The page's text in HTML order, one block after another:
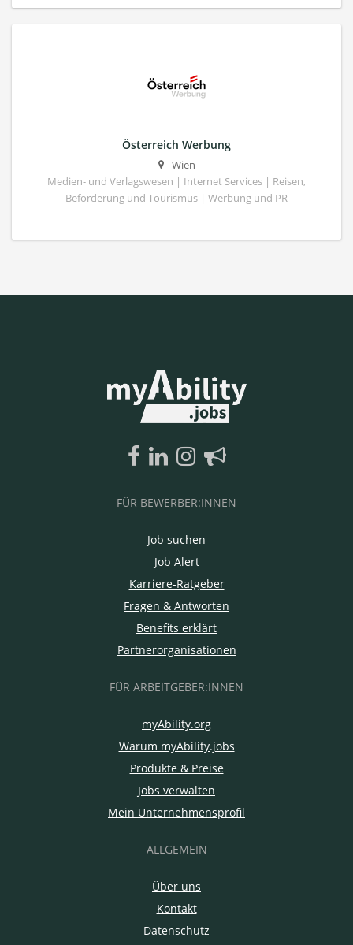
Österreich Werbung
Wien
Medien- und Verlagswesen | Internet Services | Reisen,
Beförderung und Tourismus | Werbung und PR
FÜR BEWERBER:INNEN
Job suchen
Job Alert
Karriere-Ratgeber
Fragen & Antworten
Benefits erklärt
Partnerorganisationen
FÜR ARBEITGEBER:INNEN
myAbility.org
Warum myAbility.jobs
Produkte & Preise
Jobs verwalten
Mein Unternehmensprofil
ALLGEMEIN
Über uns
Kontakt
Datenschutz